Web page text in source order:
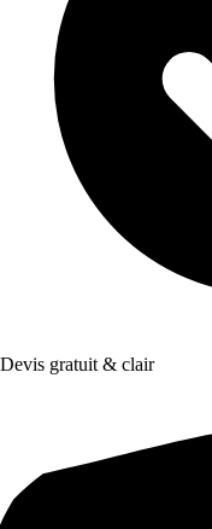
Devis gratuit & clair